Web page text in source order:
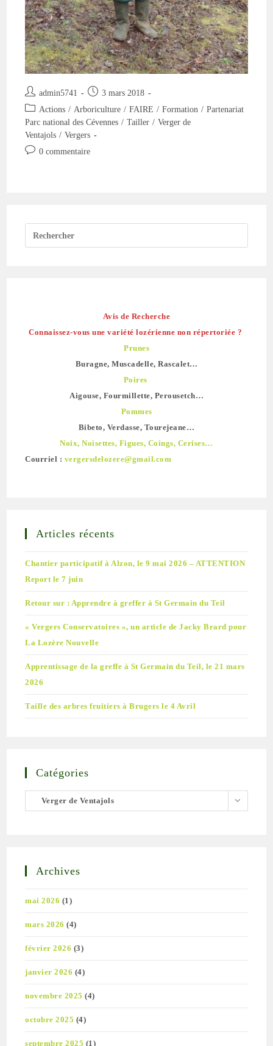
Auteur/autrice
de
la
publication :
admin5741
Publication
publiée :
3 mars 2018
Post
category:
Actions / Arboriculture / FAIRE / Formation / Partenariat
Parc national des Cévennes / Tailler / Verger de
Ventajols / Vergers
Commentaires
0 commentaire
Avis de Recherche
Connaissez-vous une variété lozérienne non répertoriée ?
Prunes
Buragne, Muscadelle, Rascalet…
Poires
Aigouse, Fourmillette, Perousetch…
Pommes
Bibeto, Verdasse, Tourejeane…
Noix, Noisettes, Figues, Coings, Cerises…
Courriel : vergersdelozere@gmail.com
Articles récents
Chantier participatif à Alzon, le 9 mai 2026 – ATTENTION
Report le 7 juin
Retour sur : Apprendre à greffer à St Germain du Teil
« Vergers Conservatoires », un article de Jacky Brard pour
La Lozère Nouvelle
Apprentissage de la greffe à St Germain du Teil, le 21 mars
2026
Taille des arbres fruitiers à Brugers le 4 Avril
Catégories
Catégories
Verger de Ventajols
Archives
mai 2026 (1)
mars 2026 (4)
février 2026 (3)
janvier 2026 (4)
novembre 2025 (4)
octobre 2025 (4)
septembre 2025 (1)